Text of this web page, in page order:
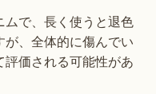
ムで、長く使うと退色
、全体的に傷んでい
価される可能性があ